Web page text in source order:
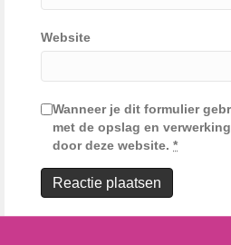
Website
Wanneer je dit formulier
met de opslag en
door deze website. *